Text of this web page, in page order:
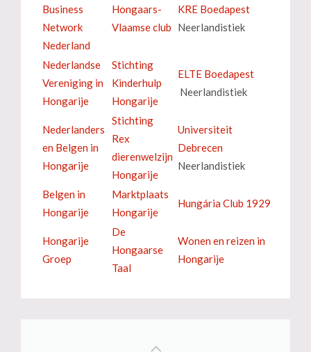
Business
Network
Nederland
Hongaars-
Vlaamse club
KRE Boedapest
Neerlandistiek
Nederlandse
Vereniging in
Hongarije
Stichting
Kinderhulp
Hongarije
ELTE Boedapest
Neerlandistiek
Nederlanders
en Belgen in
Hongarije
Stichting
Rex
dierenwelzijn
Hongarije
Universiteit
Debrecen
Neerlandistiek
Belgen in
Hongarije
Marktplaats
Hongarije
Hungária Club 1929
Hongarije
Groep
De
Hongaarse
Taal
Wonen en reizen in
Hongarije